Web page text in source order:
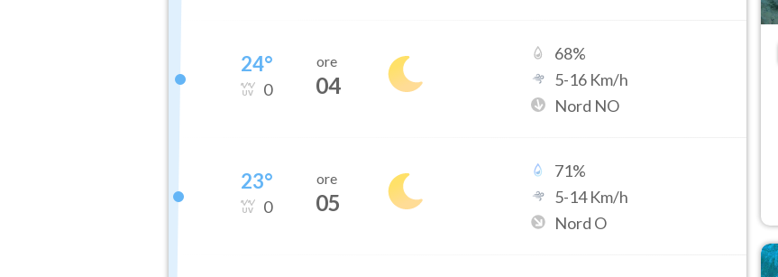
24°
0
ore
04
68%
5-16 Km/h
Nord NO
23°
0
ore
05
71%
5-14Km/h
Nord O